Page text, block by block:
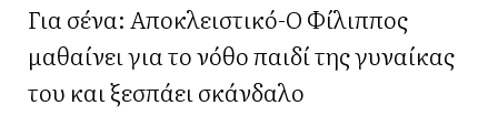
Για σένα: Αποκλειστικό-Ο Φίλιππος
μαθαίνει για το νόθο παιδί της γυναίκας
του και ξεσπάει σκάνδαλο